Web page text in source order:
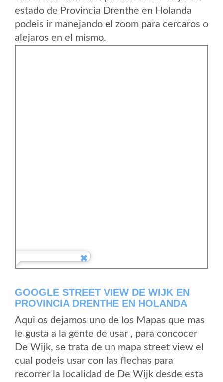
estado de Provincia Drenthe en Holanda
podeis ir manejando el zoom para cercaros o
alejaros en el mismo.
GOOGLE STREET VIEW DE WIJK EN
PROVINCIA DRENTHE EN HOLANDA
Aqui os dejamos uno de los Mapas que mas
le gusta a la gente de usar , para concocer
De Wijk, se trata de un mapa street view el
cual podeis usar con las flechas para
recorrer la localidad de De Wijk desde esta